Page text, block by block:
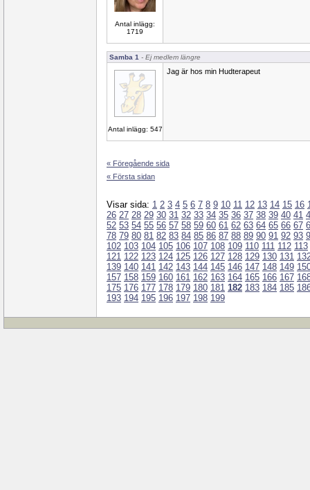
Antal inlägg:
1719
Samba 1 - Ej medlem längre
Antal inlägg: 547
Jag är hos min Hudterapeut
« Föregående sida
« Första sidan
Visar sida: 1 2 3 4 5 6 7 8 9 10 11 12 13 14 15 16
26 27 28 29 30 31 32 33 34 35 36 37 38 39 40 41
52 53 54 55 56 57 58 59 60 61 62 63 64 65 66 67
78 79 80 81 82 83 84 85 86 87 88 89 90 91 92 93
102 103 104 105 106 107 108 109 110 111 112 113
121 122 123 124 125 126 127 128 129 130 131
139 140 141 142 143 144 145 146 147 148 149
157 158 159 160 161 162 163 164 165 166 167
175 176 177 178 179 180 181 182 183 184 185
193 194 195 196 197 198 199